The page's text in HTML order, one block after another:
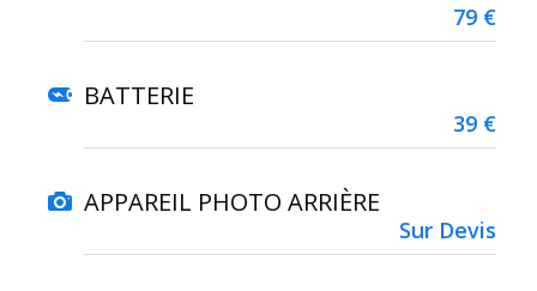
79 €
BATTERIE
39 €
APPAREIL PHOTO ARRIÈRE
Sur Devis